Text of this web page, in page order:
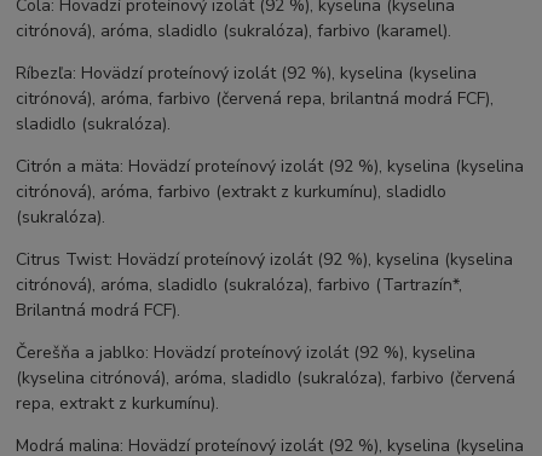
Cola: Hovädzí proteínový izolát (92 %), kyselina (kyselina
citrónová), aróma, sladidlo (sukralóza), farbivo (karamel).
Ríbezľa: Hovädzí proteínový izolát (92 %), kyselina (kyselina
citrónová), aróma, farbivo (červená repa, brilantná modrá FCF),
sladidlo (sukralóza).
Citrón a mäta: Hovädzí proteínový izolát (92 %), kyselina (kyselina
citrónová), aróma, farbivo (extrakt z kurkumínu), sladidlo
(sukralóza).
Citrus Twist: Hovädzí proteínový izolát (92 %), kyselina (kyselina
citrónová), aróma, sladidlo (sukralóza), farbivo (Tartrazín*,
Brilantná modrá FCF).
Čerešňa a jablko: Hovädzí proteínový izolát (92 %), kyselina
(kyselina citrónová), aróma, sladidlo (sukralóza), farbivo (červená
repa, extrakt z kurkumínu).
Modrá malina: Hovädzí proteínový izolát (92 %), kyselina (kyselina